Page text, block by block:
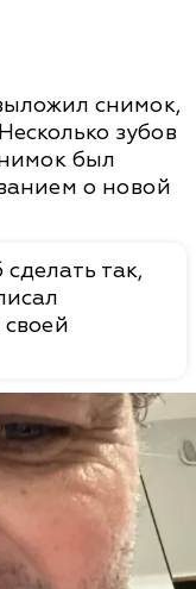
снимок,
зубов
был
о новой
так,